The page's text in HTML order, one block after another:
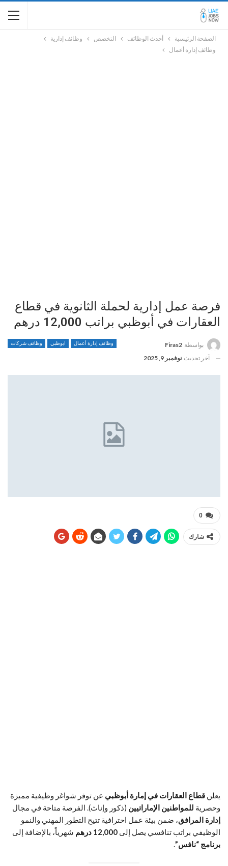
الصفحة الرئيسية أحدث الوظائف التخصص
وظائف إدارية
وظائف إدارة أعمال
فرصة عمل إدارية لحملة الثانوية في قطاع
العقارات في أبوظبي براتب 12,000 درهم
وظائف إدارة أعمال ابوظبي وظائف شركات بواسطة Firas2
آخر تحديث نوفمبر 9, 2025
0
شارك
يعلن قطاع العقارات في إمارة أبوظبي عن توفر شواغر وظيفية مميزة
وحصرية للمواطنين الإماراتيين (ذكور وإناث). الفرصة متاحة في مجال
إدارة المرافق، ضمن بيئة عمل احترافية تتيح التطور المهني والنمو
الوظيفي براتب تنافسي يصل إلى 12,000 درهم
شهرياً، بالإضافة إلى
برنامج “نافس”.